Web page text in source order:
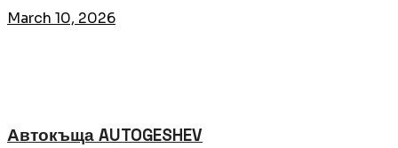
March 10, 2026
Автокъща AUTOGESHEV